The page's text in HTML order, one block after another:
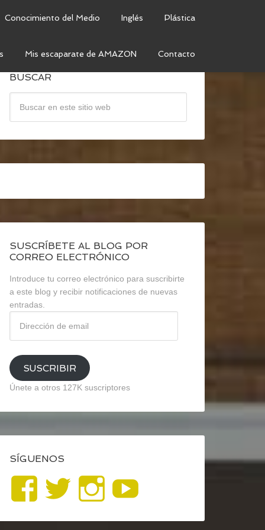
Conocimiento del Medio Inglés Plástica
Mis escaparate de AMAZON Contacto
BUSCAR
SUSCRÍBETE AL BLOG POR
CORREO ELECTRÓNICO
Introduce tu correo electrónico para suscribirte
a este blog y recibir notificaciones de nuevas
entradas.
email
SUSCRIBIR
Únete a otros 127K suscriptores
SÍGUENOS
Ver
perfil
Ver
perfil
Ver
perfil